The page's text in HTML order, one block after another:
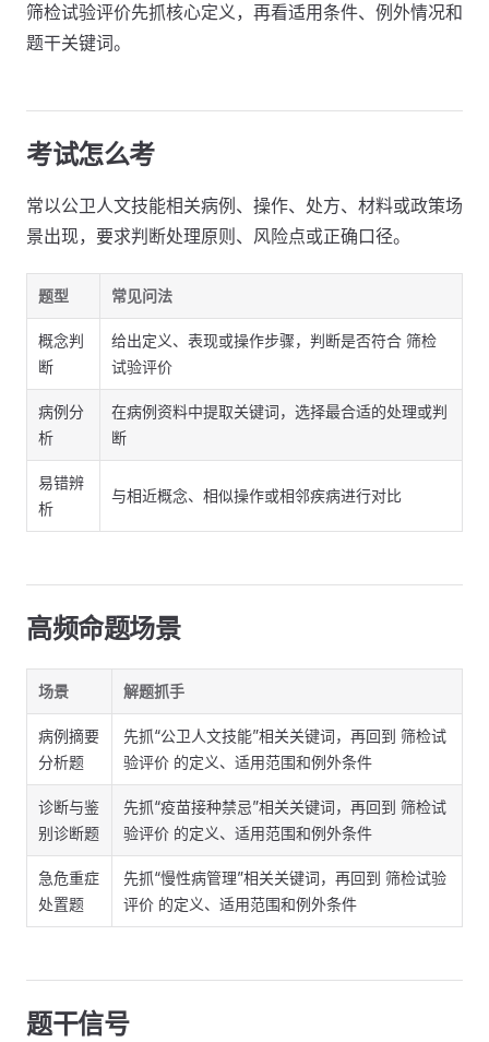
筛检试验评价先抓核心定义，再看适用条件、例外情况和
题干关键词。
考试怎么考
常以公卫人文技能相关病例、操作、处方、材料或政策场
景出现，要求判断处理原则、风险点或正确口径。
题型 常见问法
概念判
断
给出定义、表现或操作步骤，判断是否符合 筛检
试验评价
病例分
析
在病例资料中提取关键词，选择最合适的处理或判
断
易错辨
析
与相近概念、相似操作或相邻疾病进行对比
高频命题场景
场景 解题抓手
病例摘要
分析题
先抓“公卫人文技能”相关关键词，再回到 筛检试
验评价 的定义、适用范围和例外条件
诊断与鉴
别诊断题
先抓“疫苗接种禁忌”相关关键词，再回到 筛检试
验评价 的定义、适用范围和例外条件
急危重症
处置题
先抓“慢性病管理”相关关键词，再回到 筛检试验
评价 的定义、适用范围和例外条件
题干信号